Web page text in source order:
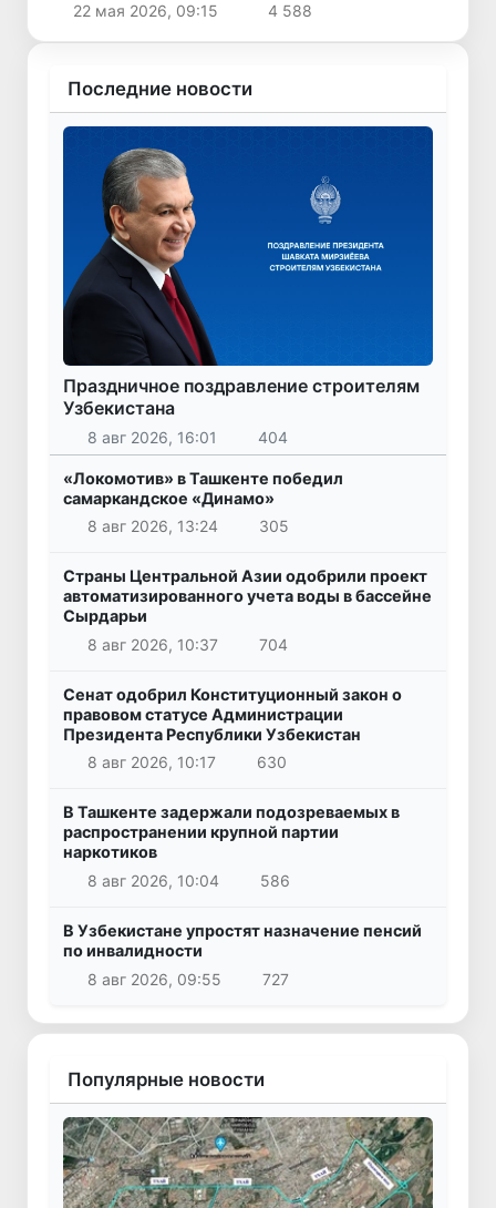
22 мая 2026, 09:15 4 588
Последние новости
Праздничное поздравление строителям
Узбекистана
8 авг 2026, 16:01 404
«Локомотив» в Ташкенте победил
самаркандское «Динамо»
8 авг 2026, 13:24
305
Страны Центральной Азии одобрили проект
автоматизированного учета воды в бассейне
Сырдарьи
8 авг 2026, 10:37
704
Сенат одобрил Конституционный закон о
правовом статусе Администрации
Президента Республики Узбекистан
8 авг 2026, 10:17
630
В Ташкенте задержали подозреваемых в
распространении крупной партии
наркотиков
8 авг 2026, 10:04
586
В Узбекистане упростят назначение пенсий
по инвалидности
8 авг 2026, 09:55
727
Популярные новости